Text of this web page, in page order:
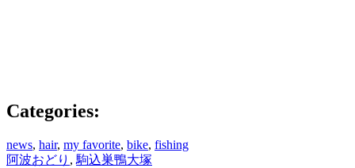
Categories:
news, hair, my favorite, bike, fishing
阿波おどり , 駒込巣鴨大塚